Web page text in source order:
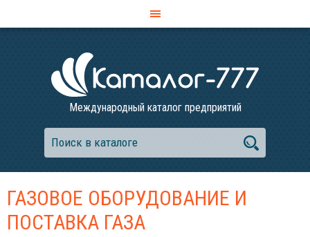
Международный каталог предприятий
ГАЗОВОЕ ОБОРУДОВАНИЕ И
ПОСТАВКА ГАЗА